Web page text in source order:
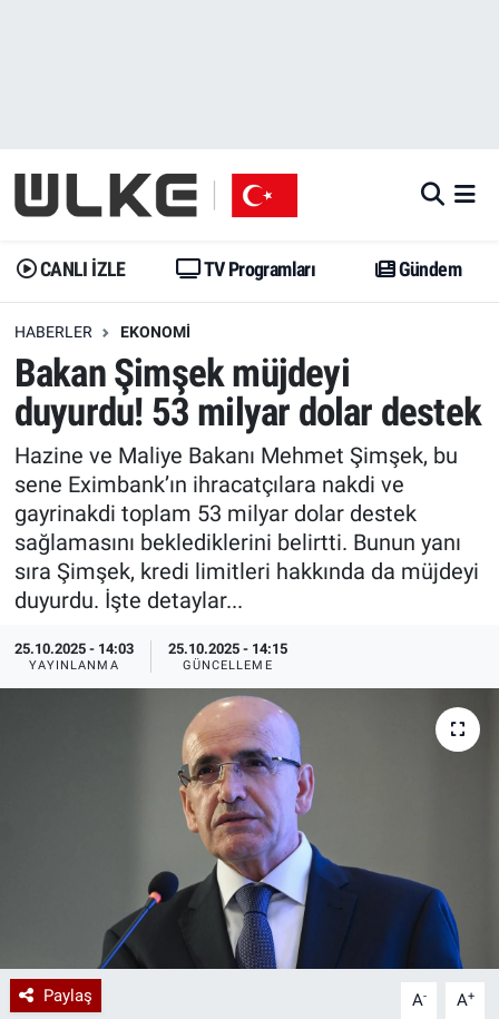
CANLI İZLE TV Programları Gündem
HABERLER EKONOMI
Bakan Şimşek müjdeyi
duyurdu! 53 milyar dolar destek
Hazine ve Maliye Bakanı Mehmet Şimşek, bu
sene Eximbank’ın ihracatçılara nakdi ve
gayrinakdi toplam 53 milyar dolar destek
sağlamasını beklediklerini belirtti. Bunun yanı
sıra Şimşek, kredi limitleri hakkında da müjdeyi
duyurdu. İşte detaylar...
25.10.2025 - 14:03
YAYINLANMA
25.10.2025 - 14:15
GÜNCELLEME
Paylaş A- A+
Gündem
Dünya
Erişim Bilgileri
Ekonomi
Trend
Özel Haberler
Yazarlar
Gündem
Trend
Erişim Bilgileri
Spor
Ekonomi
Dünya
Medya
Özel Haberler
Erişim Bilgileri
Ramazan
İstanbul Namaz Vakitleri
Trafik Durumu
Erişim Bilgileri
Tüm Manşetler
Son Dakika Haberleri
Haber Arşivi